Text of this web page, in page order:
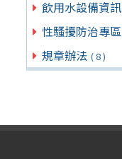
飲用水設備資訊
性騷擾防治專區
規章辦法 ( 8 )